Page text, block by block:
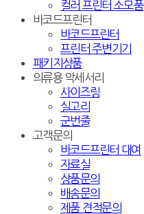
컬러 프린터 소모품
바코드프린터
바코드프린터
프린터 주변기기
패키지상품
의류용 악세서리
사이즈링
실고리
군번줄
고객문의
바코드프린터 대여
자료실
상품문의
배송문의
제품 견적문의